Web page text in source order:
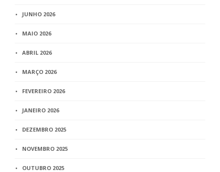
JUNHO 2026
MAIO 2026
ABRIL 2026
MARÇO 2026
FEVEREIRO 2026
JANEIRO 2026
DEZEMBRO 2025
NOVEMBRO 2025
OUTUBRO 2025